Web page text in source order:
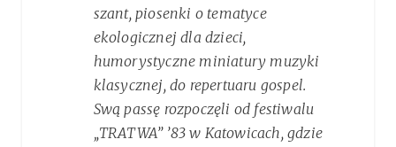
szant, piosenki o tematyce
ekologicznej dla dzieci,
humorystyczne miniatury muzyki
klasycznej, do repertuaru gospel.
Swą passę rozpoczęli od festiwalu
„TRATWA” ’83 w Katowicach, gdzie